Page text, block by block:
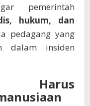
pemerintah
hukum, dan
pedagang yang
dalam insiden
Harus